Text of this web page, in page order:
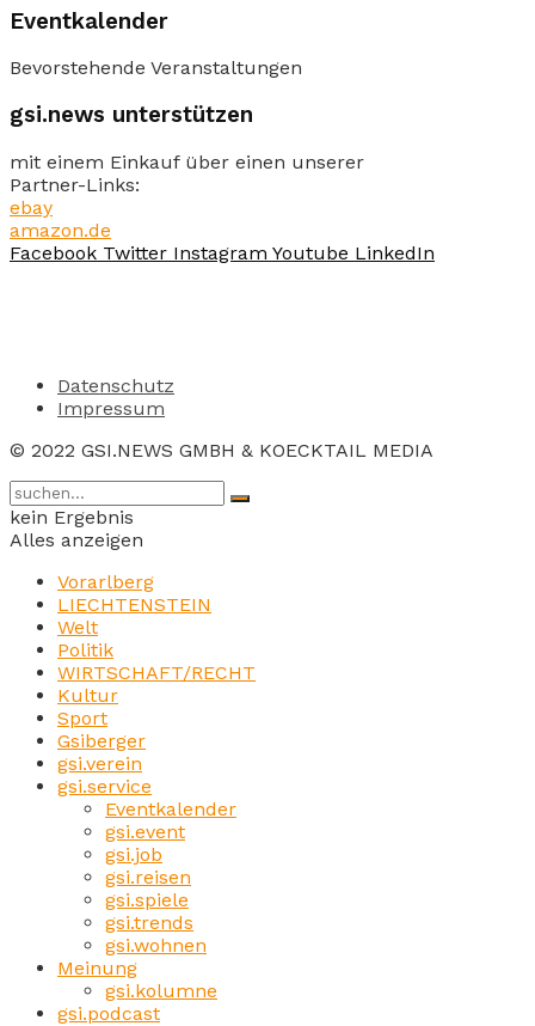
Eventkalender
Bevorstehende Veranstaltungen
gsi.news unterstützen
mit einem Einkauf über einen unserer
Partner-Links:
ebay
amazon.de
Facebook Twitter Instagram Youtube LinkedIn
Datenschutz
Impressum
© 2022 GSI.NEWS GMBH & KOECKTAIL MEDIA
kein Ergebnis
Alles anzeigen
Vorarlberg
LIECHTENSTEIN
Welt
Politik
WIRTSCHAFT/RECHT
Kultur
Sport
Gsiberger
gsi.verein
gsi.service
Eventkalender
gsi.event
gsi.job
gsi.reisen
gsi.spiele
gsi.trends
gsi.wohnen
Meinung
gsi.kolumne
gsi.podcast